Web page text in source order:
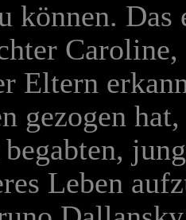
können.
Eltern
gezogen
Leben